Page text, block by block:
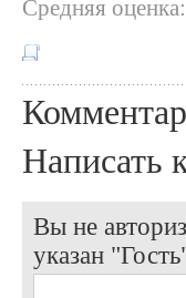
Cредняя оценка:
Написать
Вы не
указан